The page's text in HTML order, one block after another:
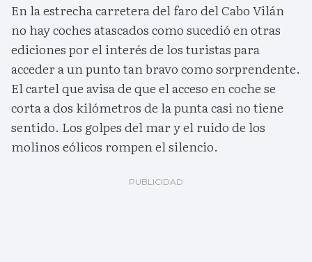
En la estrecha carretera del faro del Cabo Vilán
no hay coches atascados como sucedió en otras
ediciones por el interés de los turistas para
acceder a un punto tan bravo como sorprendente.
El cartel que avisa de que el acceso en coche se
corta a dos kilómetros de la punta casi no tiene
sentido. Los golpes del mar y el ruido de los
molinos eólicos rompen el silencio.